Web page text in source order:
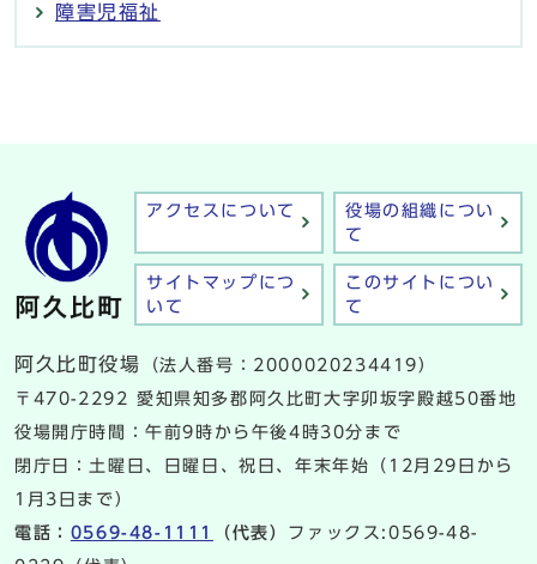
障害児福祉
アクセスについて
役場の組織につい
て
サイトマップにつ
いて
このサイトについ
て
阿久比町役場
（法人番号：2000020234419）
〒470-2292 愛知県知多郡阿久比町大字卯坂字殿越50番地
役場開庁時間：午前9時から午後4時30分まで
閉庁日：土曜日、日曜日、祝日、年末年始（12月29日から
1月3日まで）
電話： 0569-48-1111 （代表） ファックス:0569-48-